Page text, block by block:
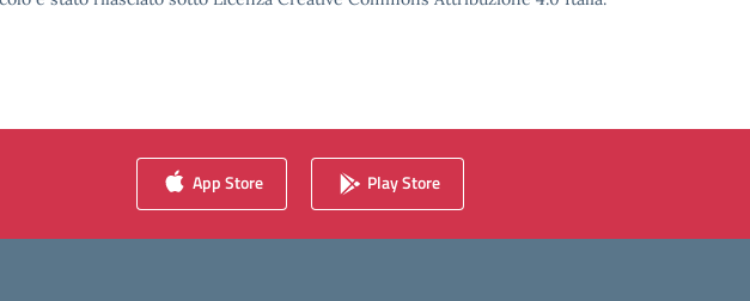
App Store Play Store